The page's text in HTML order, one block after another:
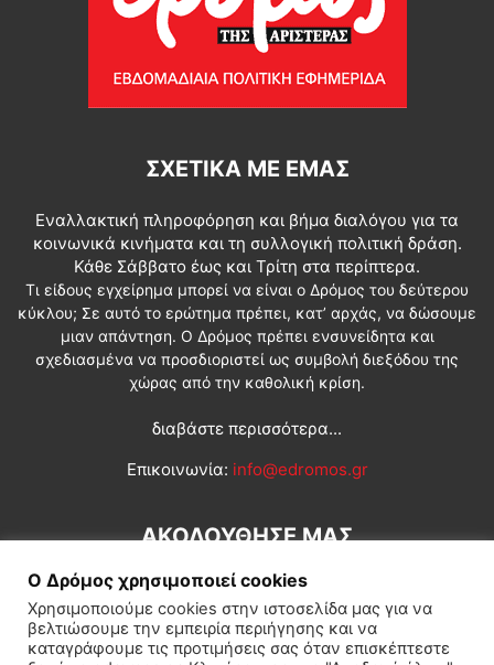
ΣΧΕΤΙΚΆ ΜΕ ΕΜΆΣ
Εναλλακτική πληροφόρηση και βήμα διαλόγου για τα
κοινωνικά κινήματα και τη συλλογική πολιτική δράση.
Κάθε Σάββατο έως και Τρίτη στα περίπτερα.
Τι είδους εγχείρημα μπορεί να είναι ο Δρόμος του δεύτερου
κύκλου; Σε αυτό το ερώτημα πρέπει, κατ’ αρχάς, να δώσουμε
μιαν απάντηση. Ο Δρόμος πρέπει ενσυνείδητα και
σχεδιασμένα να προσδιοριστεί ως συμβολή διεξόδου της
χώρας από την καθολική κρίση.
διαβάστε περισσότερα...
Επικοινωνία: info@edromos.gr
ΑΚΟΛΟΥΘΗΣΕ ΜΑΣ
Ο Δρόμος χρησιμοποιεί cookies
Χρησιμοποιούμε cookies στην ιστοσελίδα μας για να
βελτιώσουμε την εμπειρία περιήγησης και να
καταγράφουμε τις προτιμήσεις σας όταν επισκέπτεστε